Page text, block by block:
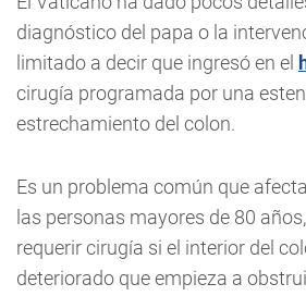
diagnóstico del papa o la
limitado a decir que ingresó en el
cirugía programada por una
estrechamiento del colon.
Es un problema común que
las personas mayores de 80
requerir cirugía si el interior del
deteriorado que empieza a